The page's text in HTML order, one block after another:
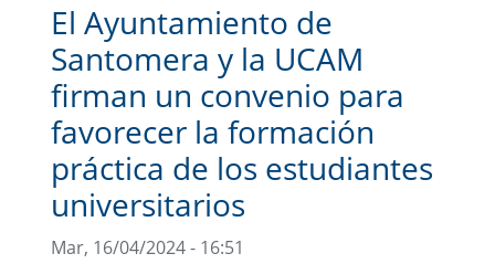
El Ayuntamiento de
Santomera y la UCAM
firman un convenio para
favorecer la formación
práctica de los estudiantes
universitarios
Mar, 16/04/2024 - 16:51